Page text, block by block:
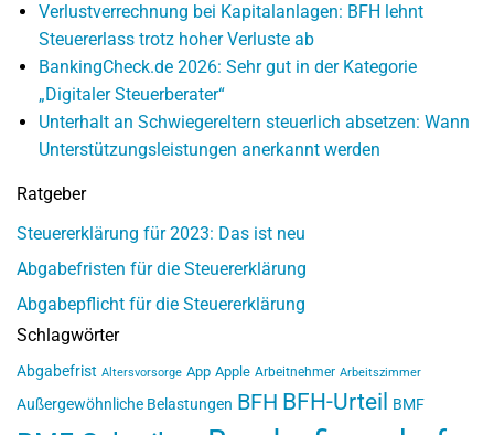
Verlustverrechnung bei Kapitalanlagen: BFH lehnt
Steuererlass trotz hoher Verluste ab
BankingCheck.de 2026: Sehr gut in der Kategorie
„Digitaler Steuerberater“
Unterhalt an Schwiegereltern steuerlich absetzen: Wann
Unterstützungsleistungen anerkannt werden
Ratgeber
Steuererklärung für 2023: Das ist neu
Abgabefristen für die Steuererklärung
Abgabepflicht für die Steuererklärung
Schlagwörter
Abgabefrist Altersvorsorge App Apple Arbeitnehmer Arbeitszimmer
Außergewöhnliche Belastungen BFH BFH-Urteil BMF